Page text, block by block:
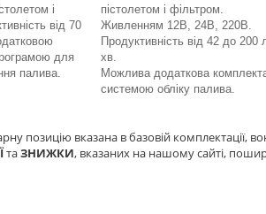
і
від 70
для
палива.
пістолетом і фільтром.
Живленням 12В, 24В, 220В.
Продуктивність від 42 до 200
хв.
Можлива додаткова
системою обліку палива.
позицію вказана в базовій комплектації,
таЗНИЖКИ, вказаних на нашому сайті,